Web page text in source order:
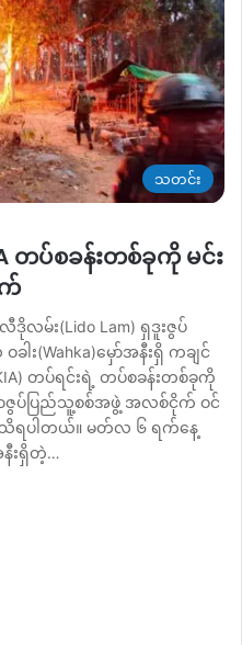
သတင်း
တပ်စခန်းတစ်ခုကို မင်း
လမ်း(Lido Lam) ရှဒူးဇွပ်
ခါး(Wahka)မှော်အနီးရှိ ကချင်
တပ်ရင်းရဲ့ တပ်စခန်းတစ်ခုကို
ာဇွပ်ပြည်သူ့စစ်အဖွဲ့ အလစ်ငိုက် ဝင်
ပါတယ်။ မတ်လ ၆ ရက်နေ့
နီးရှိတဲ့…